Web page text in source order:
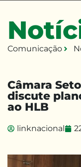
Comunicação
linknacional
Câmara
discute
ao HLB